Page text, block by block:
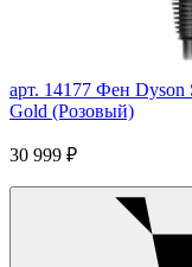
арт. 14177 Фен Dyson
Gold (Розовый)
30 999 ₽